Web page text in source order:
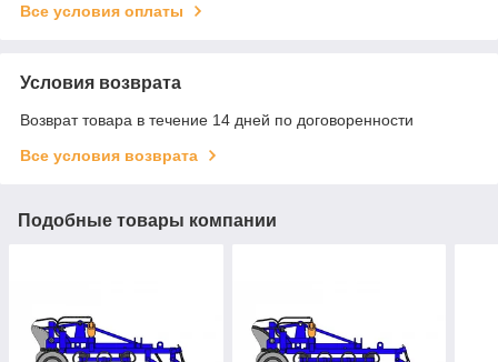
Все условия оплаты
Условия возврата
Возврат товара в течение 14 дней по договоренности
Все условия возврата
Подобные товары компании